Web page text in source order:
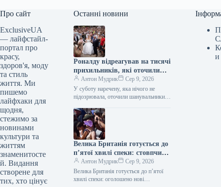
Про сайт
ExclusiveUA
— лайфстайл-
портал про
красу,
здоров'я, моду
та стиль
життя. Ми
пишемо
лайфхаки для
щодня,
стежимо за
новинами
культури та
життям
знаменитосте
й. Видання
створене для
тих, хто цінує
Останні новини
Роналду відреагував на тисячі
прихильників, які оточили
наречену на весіллі на
Мадейрі
Антон Мудрик
Сер 9, 2026
У суботу наречену, яка нічого не
підозрювала, оточили шанувальники
кафедрального собору Фуншала (Nick
Edwards for Daily Mail)…
Велика Британія готується до
п’ятої хвилі спеки: стовпчики
термометрів сягнуть 36°C
Антон Мудрик
Сер 9, 2026
Велика Британія готується до п’ятої
хвилі спеки: оголошено нові
и